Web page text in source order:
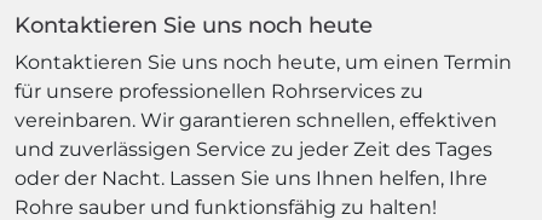
Kontaktieren Sie uns noch heute
Kontaktieren Sie uns noch heute, um einen Termin
für unsere professionellen Rohrservices zu
vereinbaren. Wir garantieren schnellen, effektiven
und zuverlässigen Service zu jeder Zeit des Tages
oder der Nacht. Lassen Sie uns Ihnen helfen, Ihre
Rohre sauber und funktionsfähig zu halten!